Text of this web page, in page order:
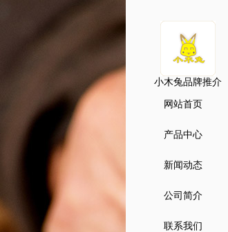
小木兔品牌推介
网站首页
产品中心
新闻动态
公司简介
联系我们